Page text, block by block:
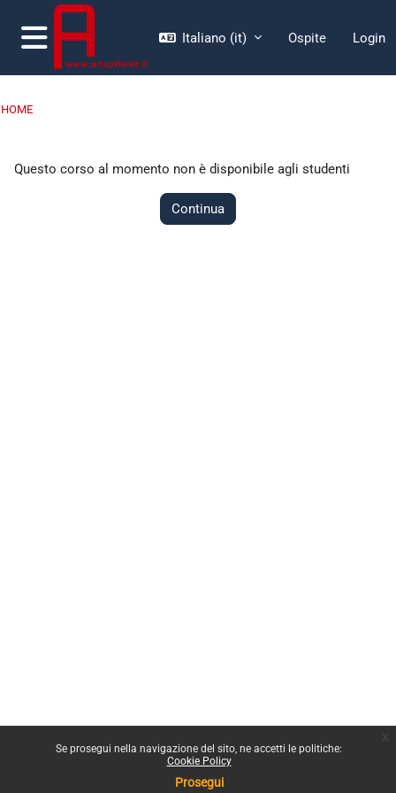
Vai al contenuto principale
Se prosegui nella navigazione del sito, ne accetti le politiche:
Cookie Policy
Prosegui
Pannello laterale
Italiano ‎(it)‎ Ospite Login
HOME
Questo corso al momento non è disponibile agli studenti
Continua